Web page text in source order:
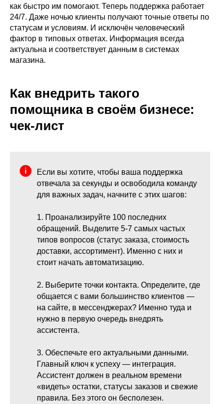
как быстро им помогают. Теперь поддержка работает
24/7. Даже ночью клиенты получают точные ответы по
статусам и условиям. И исключён человеческий
фактор в типовых ответах. Информация всегда
актуальна и соответствует данным в системах
магазина.
Как внедрить такого
помощника в своём бизнесе:
чек-лист
Если вы хотите, чтобы ваша поддержка
отвечала за секунды и освободила команду
для важных задач, начните с этих шагов:
1. Проанализируйте 100 последних
обращений. Выделите 5-7 самых частых
типов вопросов (статус заказа, стоимость
доставки, ассортимент). Именно с них и
стоит начать автоматизацию.
2. Выберите точки контакта. Определите, где
общается с вами большинство клиентов —
на сайте, в мессенджерах? Именно туда и
нужно в первую очередь внедрять
ассистента.
3. Обеспечьте его актуальными данными.
Главный ключ к успеху — интеграция.
Ассистент должен в реальном времени
«видеть» остатки, статусы заказов и свежие
правила. Без этого он бесполезен.